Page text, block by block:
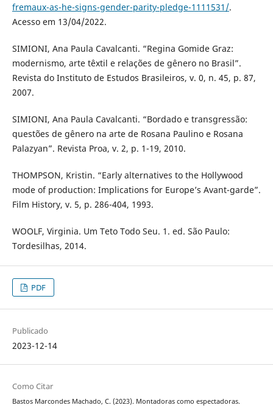
fremaux-as-he-signs-gender-parity-pledge-1111531/.
Acesso em 13/04/2022.
SIMIONI, Ana Paula Cavalcanti. “Regina Gomide Graz:
modernismo, arte têxtil e relações de gênero no Brasil”.
Revista do Instituto de Estudos Brasileiros, v. 0, n. 45, p. 87,
2007.
SIMIONI, Ana Paula Cavalcanti. “Bordado e transgressão:
questões de gênero na arte de Rosana Paulino e Rosana
Palazyan”. Revista Proa, v. 2, p. 1-19, 2010.
THOMPSON, Kristin. “Early alternatives to the Hollywood
mode of production: Implications for Europe’s Avant-garde”.
Film History, v. 5, p. 286-404, 1993.
WOOLF, Virginia. Um Teto Todo Seu. 1. ed. São Paulo:
Tordesilhas, 2014.
PDF
Publicado
2023-12-14
Como Citar
Bastos Marcondes Machado, C. (2023). Montadoras como espectadoras.